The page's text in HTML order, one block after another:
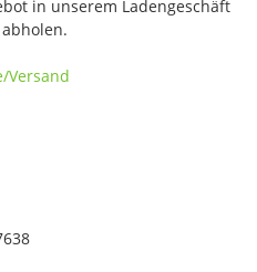
in unserem Ladengeschäft
Versand